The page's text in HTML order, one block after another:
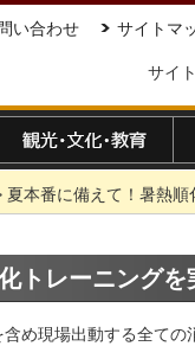
い合わせ サイトマ
サイ
夏本番に備えて！暑熱
トレーニング
め現場出動する全て